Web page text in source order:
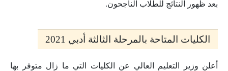
بعد ظهور النتائج للطلاب الناجحون.
الكليات المتاحة بالمرحلة الثالثة أدبي 2021
أعلن وزير التعليم العالي عن الكليات التي ما زال متوفر بها